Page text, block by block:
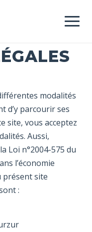
modalités
d’y parcourir ses
site, vous acceptez
Aussi,
Loi n°2004-575 du
l’économie
présent site
: